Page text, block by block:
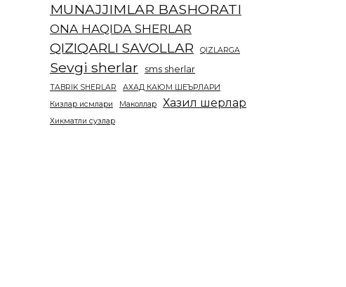
MUNAJJIMLAR BASHORATI
ONA HAQIDA SHERLAR
QIZIQARLI SAVOLLAR QIZLARGA
Sevgi sherlar sms sherlar
TABRIK SHERLAR
АХАД КАЮМ ШЕЪРЛАРИ
Кизлар исмлари
Маколлар Хазил шерлар
Хикматли сузлар